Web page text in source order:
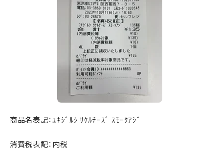
商品名表記：ﾕｷｼﾞﾙｼ ｻｹﾙﾁｰｽﾞ ｽﾓｰｸｱｼﾞ
消費税表記：内税